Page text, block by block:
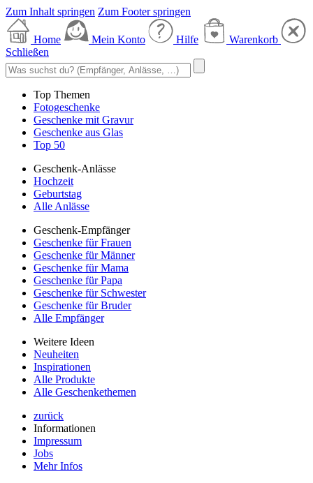
Zum Inhalt springen Zum Footer springen
Home Mein Konto Hilfe
Warenkorb
Schließen
Top Themen
Fotogeschenke
Geschenke mit Gravur
Geschenke aus Glas
Top 50
Geschenk-Anlässe
Hochzeit
Geburtstag
Alle Anlässe
Geschenk-Empfänger
Geschenke für Frauen
Geschenke für Männer
Geschenke für Mama
Geschenke für Papa
Geschenke für Schwester
Geschenke für Bruder
Alle Empfänger
Weitere Ideen
Neuheiten
Inspirationen
Alle Produkte
Alle Geschenkethemen
zurück
Informationen
Impressum
Jobs
Mehr Infos